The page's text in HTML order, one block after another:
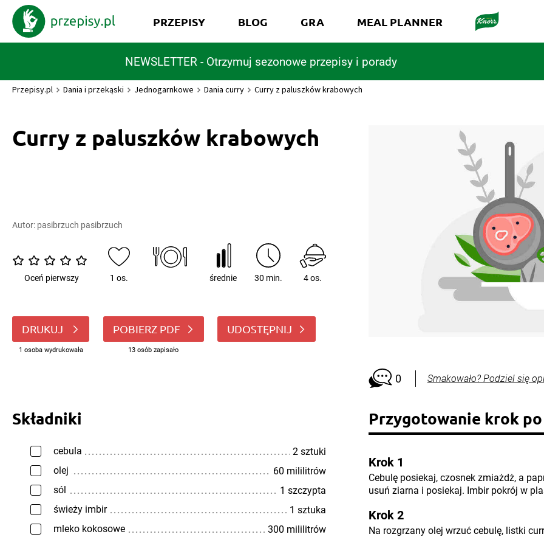
NEWSLETTER - Otrzymuj sezonowe przepisy i porady
PRZEPISY BLOG GRA MEAL PLANNER
Przepisy.pl Dania i przekąski Jednogarnkowe Dania curry Curry z paluszków krabowych
Curry z paluszków krabowych
Autor: pasibrzuch pasibrzuch
Oceń pierwszy 1 os. średnie 30 min. 4 os.
DRUKUJ
1 osoba wydrukowała
POBIERZ PDF
13 osób zapisało
UDOSTĘPNIJ
0 Smakowało? Podziel się
Składniki
cebula
2 sztuki
olej
60 mililitrów
sól
1 szczypta
świeży imbir
1 sztuka
mleko kokosowe
300 mililitrów
Przygotowanie krok
Krok 1
Cebulę posiekaj, czosnek zmiażdż, a
usuń ziarna i posiekaj. Imbir pokrój w
Krok 2
Na rozgrzany olej wrzuć cebulę, listki